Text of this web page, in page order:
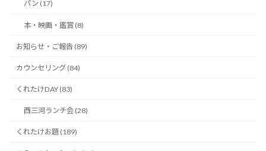
パン (17)
本・映画・鑑賞 (8)
お知らせ・ご報告 (89)
カウンセリング (84)
くれたけDAY (83)
西三河ランチ会 (28)
くれたけお題 (189)